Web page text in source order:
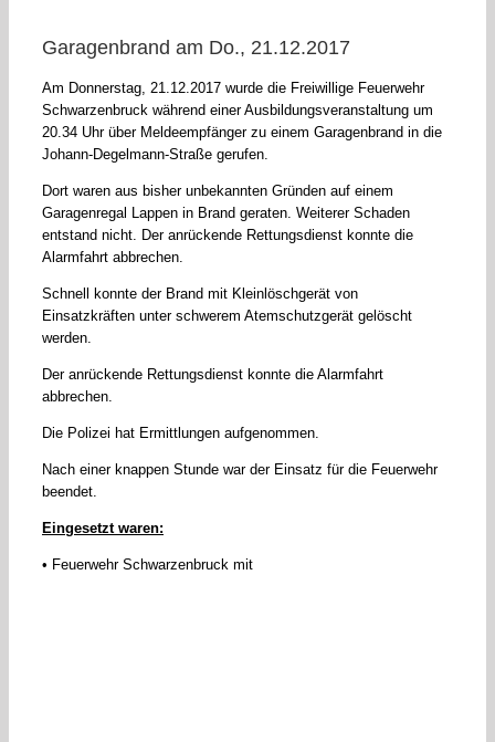
Garagenbrand am Do., 21.12.2017
Am Donnerstag, 21.12.2017 wurde die Freiwillige Feuerwehr
Schwarzenbruck während einer Ausbildungsveranstaltung um
20.34 Uhr über Meldeempfänger zu einem Garagenbrand in die
Johann-Degelmann-Straße gerufen.
Dort waren aus bisher unbekannten Gründen auf einem
Garagenregal Lappen in Brand geraten. Weiterer Schaden
entstand nicht. Der anrückende Rettungsdienst konnte die
Alarmfahrt abbrechen.
Schnell konnte der Brand mit Kleinlöschgerät von
Einsatzkräften unter schwerem Atemschutzgerät gelöscht
werden.
Der anrückende Rettungsdienst konnte die Alarmfahrt
abbrechen.
Die Polizei hat Ermittlungen aufgenommen.
Nach einer knappen Stunde war der Einsatz für die Feuerwehr
beendet.
Eingesetzt waren:
• Feuerwehr Schwarzenbruck mit